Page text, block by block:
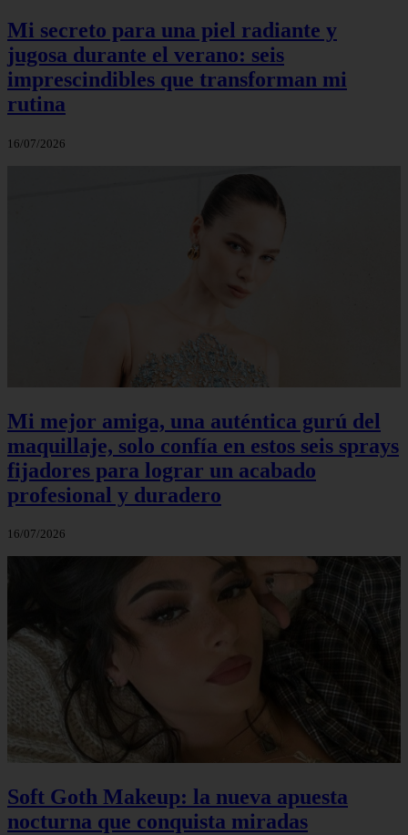
Mi secreto para una piel radiante y
jugosa durante el verano: seis
imprescindibles que transforman mi
rutina
16/07/2026
Mi mejor amiga, una auténtica gurú del
maquillaje, solo confía en estos seis sprays
fijadores para lograr un acabado
profesional y duradero
16/07/2026
Soft Goth Makeup: la nueva apuesta
nocturna que conquista miradas